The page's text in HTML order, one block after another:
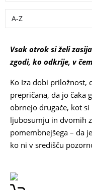
A-Z
Vsak otrok si želi
zgodi, ko odkrije, v
Ko Iza dobi priložnost,
prepričana, da jo čaka
obrnejo drugače, kot
ljubosumju in dvomih
pomembnejšega – da
ko ni v središču